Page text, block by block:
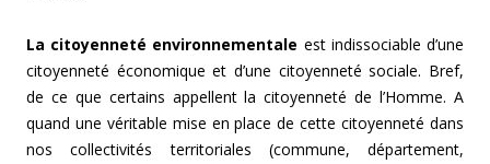
La citoyenneté environnementale est indissociable d’une
citoyenneté économique et d’une citoyenneté sociale. Bref,
de ce que certains appellent la citoyenneté de l’Homme. A
quand une véritable mise en place de cette citoyenneté dans
nos collectivités territoriales (commune, département,